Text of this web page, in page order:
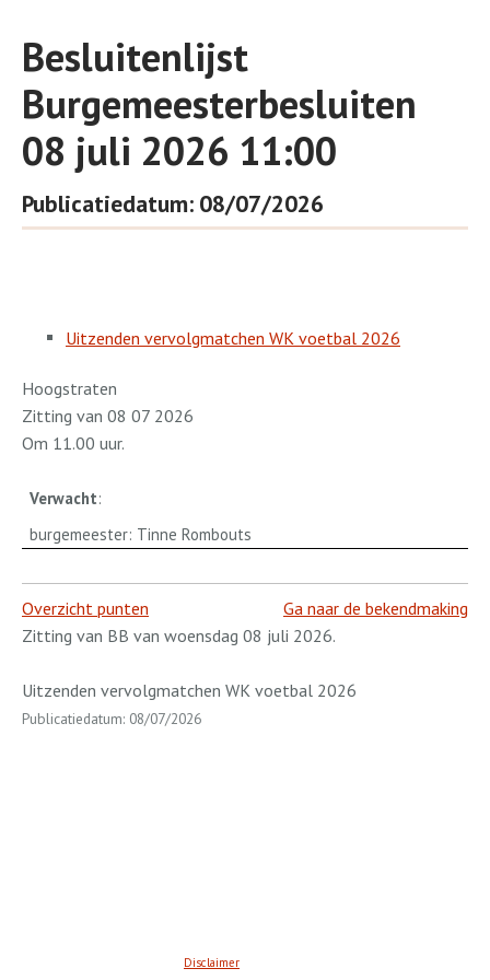
Besluitenlijst
Burgemeesterbesluiten
08 juli 2026 11:00
Publicatiedatum: 08/07/2026
Uitzenden vervolgmatchen WK voetbal 2026
Hoogstraten
Zitting van 08 07 2026
Om 11.00 uur.
Verwacht:
burgemeester: Tinne Rombouts
Overzicht punten
Ga naar de bekendmaking
Zitting van BB van woensdag 08 juli 2026.
Uitzenden vervolgmatchen WK voetbal 2026
Publicatiedatum: 08/07/2026
Disclaimer